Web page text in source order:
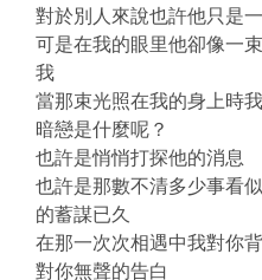
對於別人來說也許他只是
可是在我的眼里他卻像一
我
當那束光照在我的身上時
暗戀是什麼呢？
也許是悄悄打探他的消息
也許是那數不清多少事看
的蓄謀已久
在那一次次相遇中我對你
對你無聲的告白